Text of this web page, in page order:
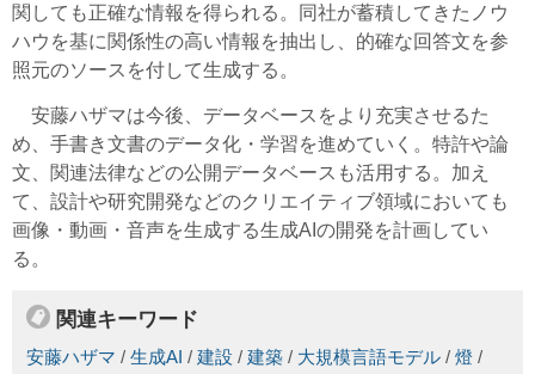
関しても正確な情報を得られる。同社が蓄積してきたノウ
ハウを基に関係性の高い情報を抽出し、的確な回答文を参
照元のソースを付して生成する。
安藤ハザマは今後、データベースをより充実させるた
め、手書き文書のデータ化・学習を進めていく。特許や論
文、関連法律などの公開データベースも活用する。加え
て、設計や研究開発などのクリエイティブ領域においても
画像・動画・音声を生成する生成AIの開発を計画してい
る。
関連キーワード
安藤ハザマ / 生成AI / 建設 / 建築 / 大規模言語モデル / 燈 /